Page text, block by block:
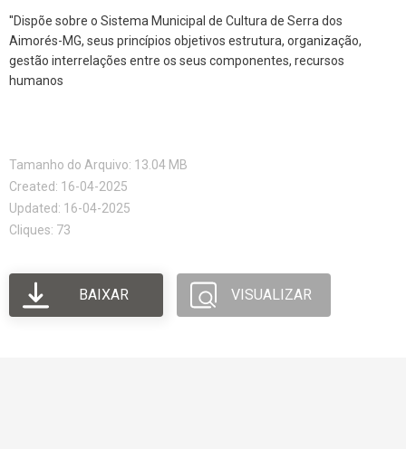
''Dispõe sobre o Sistema Municipal de Cultura de Serra dos
Aimorés-MG, seus princípios objetivos estrutura, organização,
gestão interrelações entre os seus componentes, recursos
humanos
Tamanho do Arquivo: 13.04 MB
Created: 16-04-2025
Updated: 16-04-2025
Cliques: 73
BAIXAR VISUALIZAR